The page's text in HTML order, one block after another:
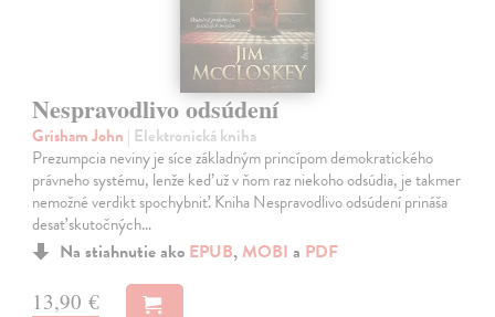
Nespravodlivo odsúdení
Grisham John | Elektronická kniha
Prezumpcia neviny je síce základným princípom demokratického
právneho systému, lenže keď už v ňom raz niekoho odsúdia, je takmer
nemožné verdikt spochybniť. Kniha Nespravodlivo odsúdení prináša
desať skutočných…
Na stiahnutie ako EPUB, MOBI a PDF
13,90 €